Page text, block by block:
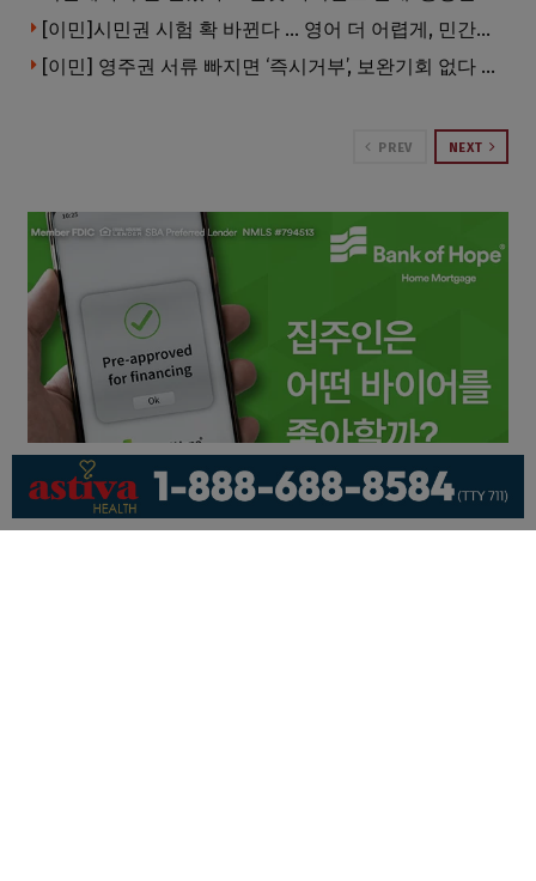
[이민]시민권 시험 확 바뀐다 … 영어 더 어렵게, 민간시험 도입 추진
[이민] 영주권 서류 빠지면 ‘즉시거부’, 보완기회 없다 … 이민심사 8월부터 확 바뀐다
PREV NEXT